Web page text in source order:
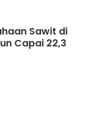
Sawit di
Capai 22,3